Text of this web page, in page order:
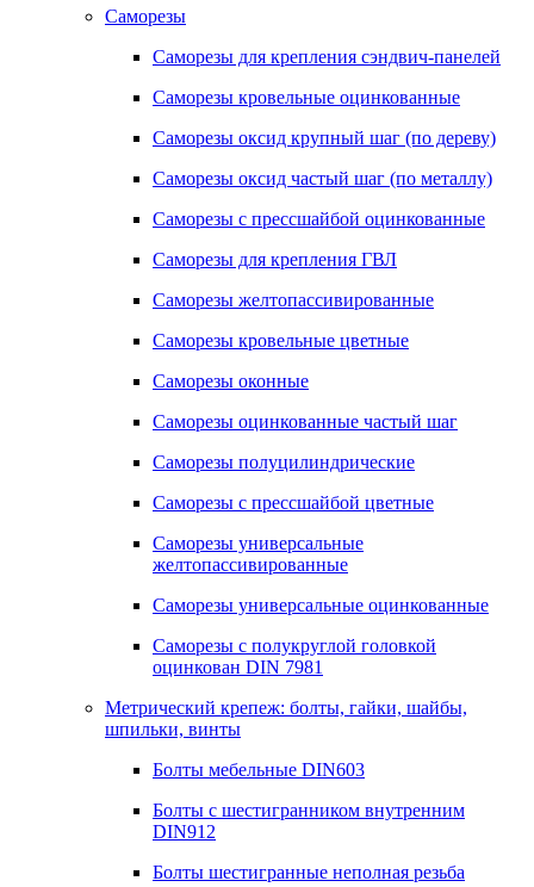
Саморезы
Саморезы для крепления сэндвич-панелей
Саморезы кровельные оцинкованные
Саморезы оксид крупный шаг (по дереву)
Саморезы оксид частый шаг (по металлу)
Саморезы с прессшайбой оцинкованные
Саморезы для крепления ГВЛ
Саморезы желтопассивированные
Саморезы кровельные цветные
Саморезы оконные
Саморезы оцинкованные частый шаг
Саморезы полуцилиндрические
Саморезы с прессшайбой цветные
Саморезы универсальные
желтопассивированные
Саморезы универсальные оцинкованные
Саморезы с полукруглой головкой
оцинкован DIN 7981
Метрический крепеж: болты, гайки, шайбы,
шпильки, винты
Болты мебельные DIN603
Болты с шестигранником внутренним
DIN912
Болты шестигранные неполная резьба